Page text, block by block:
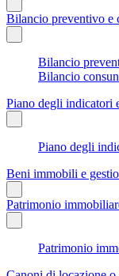
Bilancio preventivo e
Bilancio
Bilancio
Piano degli indicatori
Piano degli
Beni immobili e
Patrimonio
Patrimonio